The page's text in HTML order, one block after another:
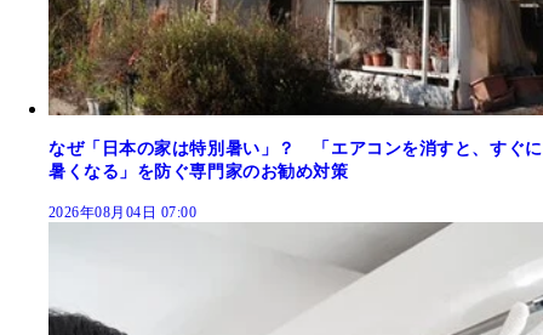
なぜ「日本の家は特別暑い」？ 「エアコンを消すと、すぐに
暑くなる」を防ぐ専門家のお勧め対策
2026年08月04日 07:00